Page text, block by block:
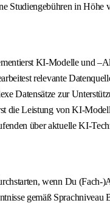
Studiengebühren in Höhe
KI-Modelle und
relevante
Datensätze zur
die Leistung von KI-
über aktuelle KI-
wenn Du (Fach-
gemäß Sprachniveau